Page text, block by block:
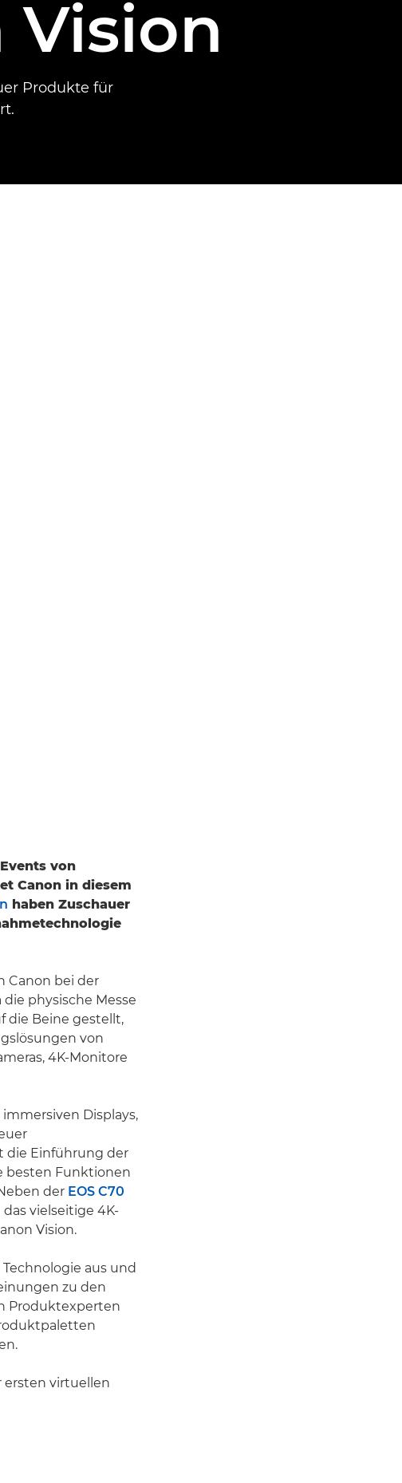
Vision
Produkte für
von
Canon in diesem
haben Zuschauer
Canon bei der
physische Messe
die Beine gestellt,
von
4K-Monitore
Displays,
die Einführung der
besten Funktionen
der EOS C70
vielseitige 4K-
Vision.
aus und
zu den
Produktexperten
ersten virtuellen